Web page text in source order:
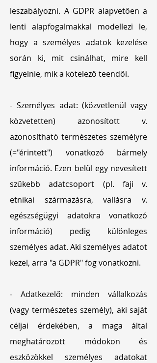
leszabályozni. A GDPR alapvetően a
lenti alapfogalmakkal modellezi le,
hogy a személyes adatok kezelése
során ki, mit csinálhat, mire kell
figyelnie, mik a kötelező teendői.
- Személyes adat: (közvetlenül vagy
közvetetten) azonosított v.
azonosítható természetes személyre
(="érintett") vonatkozó bármely
információ. Ezen belül egy nevesített
szűkebb adatcsoport (pl. faji v.
etnikai származásra, vallásra v.
egészségügyi adatokra vonatkozó
információ) pedig különleges
személyes adat. Aki személyes adatot
kezel, arra "a GDPR" fog vonatkozni.
- Adatkezelő: minden vállalkozás
(vagy természetes személy), aki saját
céljai érdekében, a maga által
meghatározott módokon és
eszközökkel személyes adatokat